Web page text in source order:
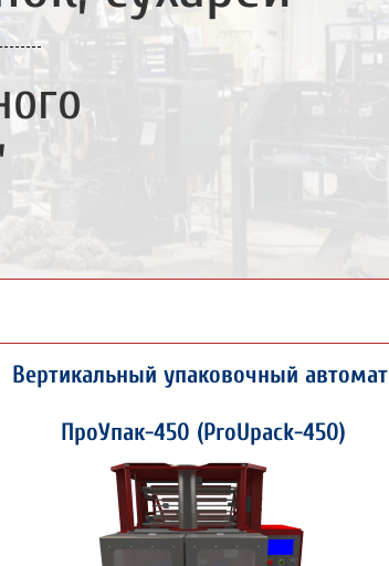
Вертикальный упаковочный автомат
ПроУпак-450 (ProUpack-450)